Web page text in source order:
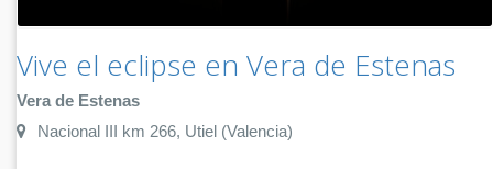
Vive el eclipse en Vera de Estenas
Vera de Estenas
Nacional III km 266, Utiel (Valencia)